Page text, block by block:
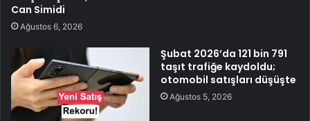
Can Simidi
Ağustos 6, 2026
Şubat 2026’da 121 bin 791
taşıt trafiğe kaydoldu;
otomobil satışları düşüşte
Ağustos 5, 2026